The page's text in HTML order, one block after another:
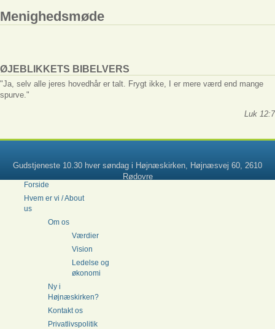
Menighedsmøde
ØJEBLIKKETS BIBELVERS
"Ja, selv alle jeres hovedhår er talt. Frygt ikke, I er mere værd end mange
spurve."
Luk 12:7
Gudstjeneste 10.30 hver søndag i Højnæskirken, Højnæsvej 60, 2610
Rødovre
Forside
Hvem er vi / About
us
Om os
Værdier
Vision
Ledelse og
økonomi
Ny i
Højnæskirken?
Kontakt os
Privatlivspolitik